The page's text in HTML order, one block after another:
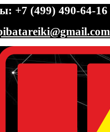
+7 (499) 490-64-16